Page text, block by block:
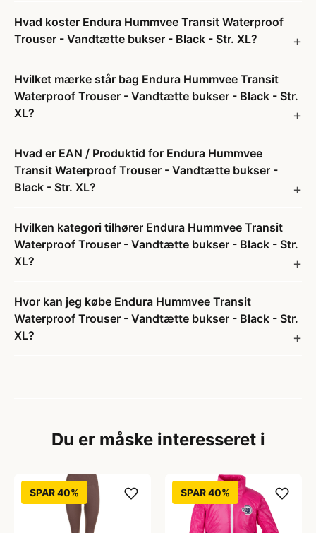
Hvad koster Endura Hummvee Transit Waterproof
Trouser - Vandtætte bukser - Black - Str. XL?
Hvilket mærke står bag Endura Hummvee Transit
Waterproof Trouser - Vandtætte bukser - Black - Str.
XL?
Hvad er EAN / Produktid for Endura Hummvee
Transit Waterproof Trouser - Vandtætte bukser -
Black - Str. XL?
Hvilken kategori tilhører Endura Hummvee Transit
Waterproof Trouser - Vandtætte bukser - Black - Str.
XL?
Hvor kan jeg købe Endura Hummvee Transit
Waterproof Trouser - Vandtætte bukser - Black - Str.
XL?
Du er måske interesseret i
SPAR 40% SPAR 40%